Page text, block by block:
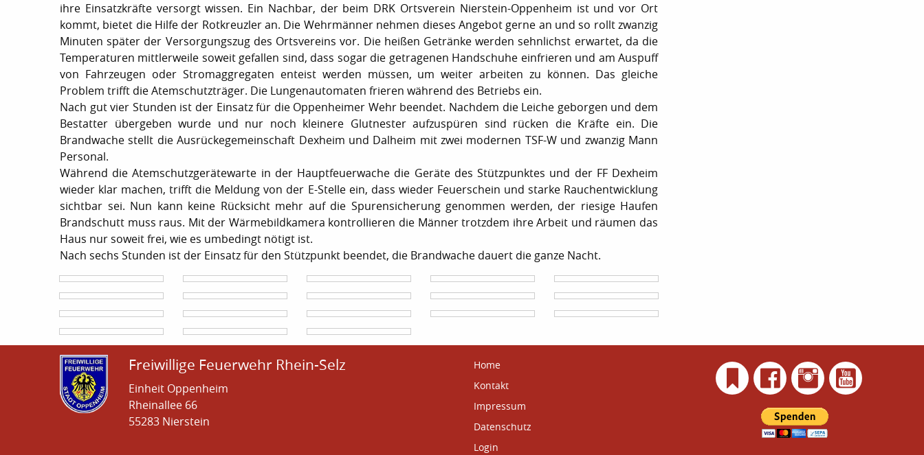
ihre Einsatzkräfte versorgt wissen. Ein Nachbar, der beim DRK Ortsverein Nierstein-Oppenheim ist und vor Ort
kommt, bietet die Hilfe der Rotkreuzler an. Die Wehrmänner nehmen dieses Angebot gerne an und so rollt zwanzig
Minuten später der Versorgungszug des Ortsvereins vor. Die heißen Getränke werden sehnlichst erwartet, da die
Temperaturen mittlerweile soweit gefallen sind, dass sogar die getragenen Handschuhe einfrieren und am Auspuff
von Fahrzeugen oder Stromaggregaten enteist werden müssen, um weiter arbeiten zu können. Das gleiche
Problem trifft die Atemschutzträger. Die Lungenautomaten frieren während des Betriebs ein.
Nach gut vier Stunden ist der Einsatz für die Oppenheimer Wehr beendet. Nachdem die Leiche geborgen und dem
Bestatter übergeben wurde und nur noch kleinere Glutnester aufzuspüren sind rücken die Kräfte ein. Die
Brandwache stellt die Ausrückegemeinschaft Dexheim und Dalheim mit zwei modernen TSF-W und zwanzig Mann
Personal.
Während die Atemschutzgerätewarte in der Hauptfeuerwache die Geräte des Stützpunktes und der FF Dexheim
wieder klar machen, trifft die Meldung von der E-Stelle ein, dass wieder Feuerschein und starke Rauchentwicklung
sichtbar sei. Nun kann keine Rücksicht mehr auf die Spurensicherung genommen werden, der riesige Haufen
Brandschutt muss raus. Mit der Wärmebildkamera kontrollieren die Männer trotzdem ihre Arbeit und räumen das
Haus nur soweit frei, wie es umbedingt nötigt ist.
Nach sechs Stunden ist der Einsatz für den Stützpunkt beendet, die Brandwache dauert die ganze Nacht.
Freiwillige Feuerwehr Rhein-Selz
Einheit Oppenheim
Rheinallee 66
55283 Nierstein
Home
Kontakt
Impressum
Datenschutz
Login